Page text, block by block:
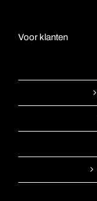
Voor klanten